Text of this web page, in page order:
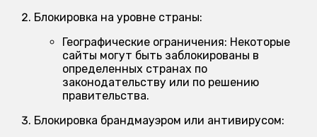
Блокировка на уровне страны:
Географические ограничения: Некоторые
сайты могут быть заблокированы в
определенных странах по
законодательству или по решению
правительства.
Блокировка брандмауэром или антивирусом: